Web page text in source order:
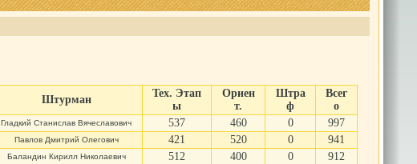
Штурман
Тех. Этап
ы
Ориен
т.
Штра
ф
Всег
о
Гладкий Станислав Вячеславович 537 460 0
997
Павлов Дмитрий Олегович 421 520 0
941
Баландин Кирилл Николаевич 512 400 0
912